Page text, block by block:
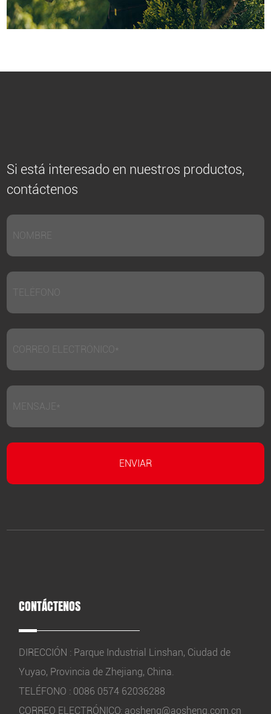
Si está interesado en nuestros productos,
contáctenos
CONTÁCTENOS
DIRECCIÓN : Parque Industrial Linshan, Ciudad de
Yuyao, Provincia de Zhejiang, China.
TELÉFONO : 0086 0574 62036288
CORREO ELECTRÓNICO: aosheng@aosheng.com.cn